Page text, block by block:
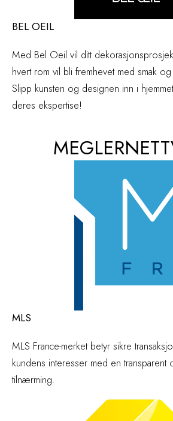
BEL OEIL
Med Bel Oeil vil ditt
hvert rom vil bli fremhevet med smak
Slipp kunsten og designen inn i
deres ekspertise!
MLS
MLS France-merket betyr sikre
kundens interesser med en transparent
tilnærming.